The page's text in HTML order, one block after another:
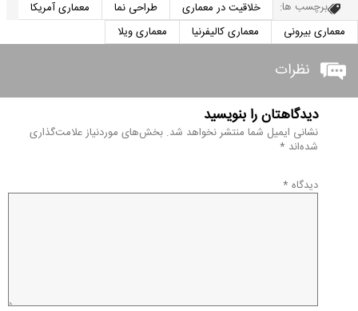
برچسب ها: خلاقیت در معماری طراحی نما
معماری آمریکا
معماری بیرونی
معماری کالیفرنیا معماری ویلا
نظرات
دیدگاهتان را بنویسید
نشانی ایمیل شما منتشر نخواهد شد. بخش‌های موردنیاز علامت‌گذاری
شده‌اند *
دیدگاه *